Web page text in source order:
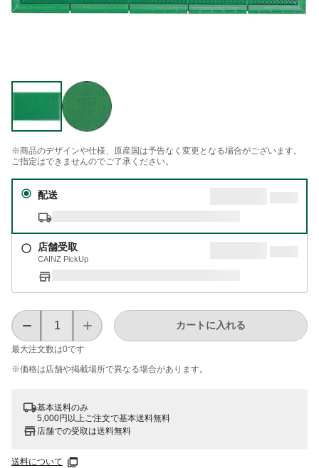
※商品のデザインや仕様、原産国は予告なく変更となる場合がございます。
ご指定はできませんのでご了承ください。
配送
店舗受取
CAINZ PickUp
最大注文数は0です
カートに入れる
※価格は​店舗や​掲載場所で​異なる​場合が​あります。
基本送料のみ
5,000円以上ご注文で基本送料無料
店舗での受取は送料無料
送料について